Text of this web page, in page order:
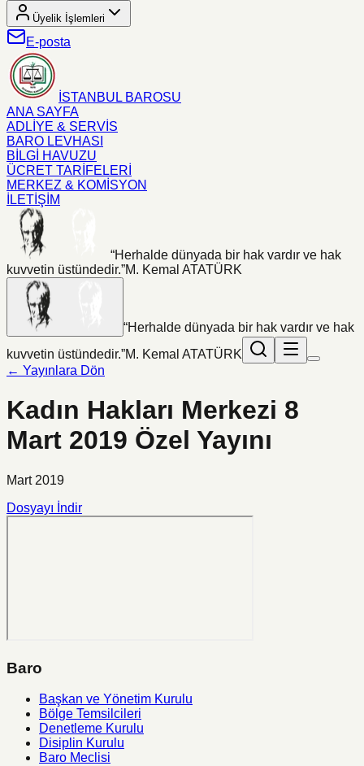
Üyelik İşlemleri
E-posta
İSTANBUL BAROSU
ANA SAYFA
ADLİYE & SERVİS
BARO LEVHASI
BİLGİ HAVUZU
ÜCRET TARİFELERİ
MERKEZ & KOMİSYON
İLETİŞİM
“Herhalde dünyada bir hak vardır ve hak
kuvvetin üstündedir.”M. Kemal ATATÜRK
“Herhalde dünyada bir hak vardır ve hak
kuvvetin üstündedir.”M. Kemal ATATÜRK
← Yayınlara Dön
Kadın Hakları Merkezi 8
Mart 2019 Özel Yayını
Mart 2019
Dosyayı İndir
Baro
Başkan ve Yönetim Kurulu
Bölge Temsilcileri
Denetleme Kurulu
Disiplin Kurulu
Baro Meclisi